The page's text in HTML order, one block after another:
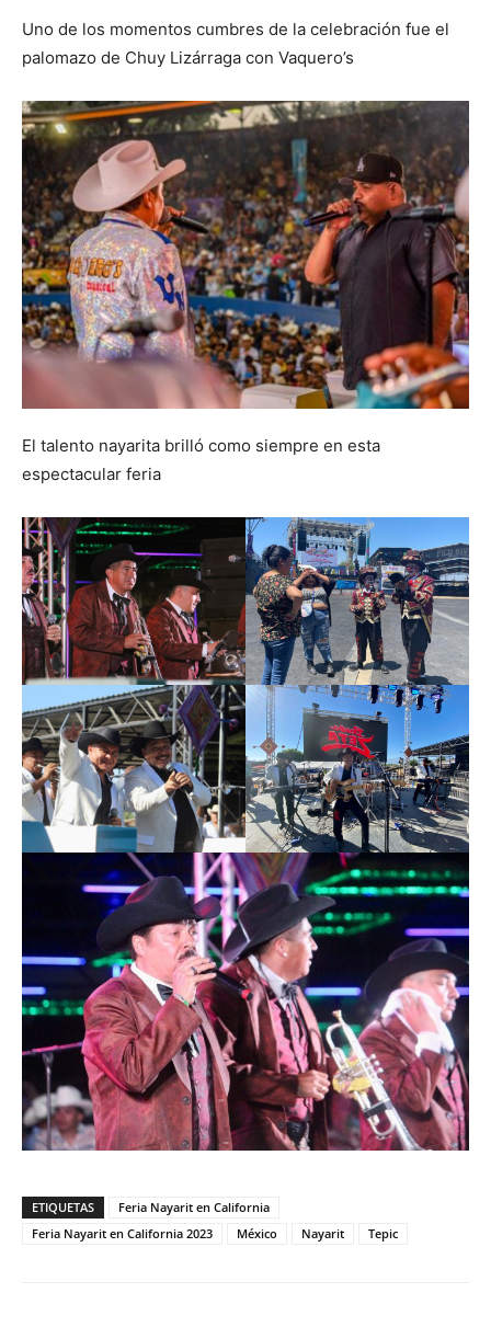
Uno de los momentos cumbres de la celebración fue el
palomazo de Chuy Lizárraga con Vaquero’s
El talento nayarita brilló como siempre en esta
espectacular feria
ETIQUETAS
Feria Nayarit en California
Feria Nayarit en California 2023
México Nayarit Tepic